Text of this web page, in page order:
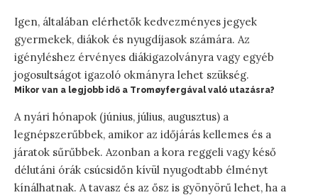
Igen, általában elérhetők kedvezményes jegyek
gyermekek, diákok és nyugdíjasok számára. Az
igényléshez érvényes diákigazolványra vagy egyéb
jogosultságot igazoló okmányra lehet szükség.
Mikor van a legjobb idő a Tromøyfergával való utazásra?
A nyári hónapok (június, július, augusztus) a
legnépszerűbbek, amikor az időjárás kellemes és a
járatok sűrűbbek. Azonban a kora reggeli vagy késő
délutáni órák csúcsidőn kívül nyugodtabb élményt
kínálhatnak. A tavasz és az ősz is gyönyörű lehet, ha a